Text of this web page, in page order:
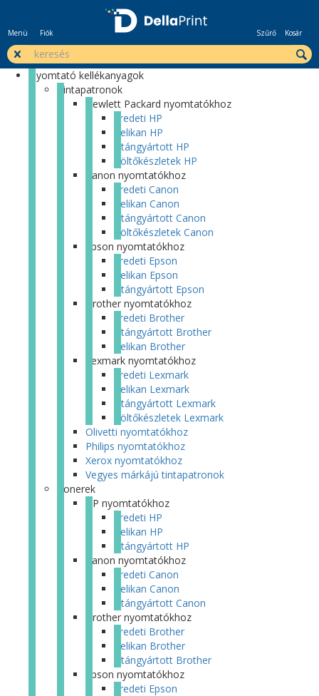
Menü Fiók Szűrő Kosár
Nyomtató kellékanyagok
Tintapatronok
Hewlett Packard nyomtatókhoz
Eredeti HP
Pelikan HP
Utángyártott HP
Töltőkészletek HP
Canon nyomtatókhoz
Eredeti Canon
Pelikan Canon
Utángyártott Canon
Töltőkészletek Canon
Epson nyomtatókhoz
Eredeti Epson
Pelikan Epson
Utángyártott Epson
Brother nyomtatókhoz
Eredeti Brother
Utángyártott Brother
Pelikan Brother
Lexmark nyomtatókhoz
Eredeti Lexmark
Pelikan Lexmark
Utángyártott Lexmark
Töltőkészletek Lexmark
Olivetti nyomtatókhoz
Philips nyomtatókhoz
Xerox nyomtatókhoz
Vegyes márkájú tintapatronok
Tonerek
HP nyomtatókhoz
Eredeti HP
Pelikan HP
Utángyártott HP
Canon nyomtatókhoz
Eredeti Canon
Pelikan Canon
Utángyártott Canon
Brother nyomtatókhoz
Eredeti Brother
Pelikan Brother
Utángyártott Brother
Epson nyomtatókhoz
Eredeti Epson